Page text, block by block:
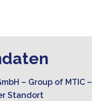
– Group of MTIC –
Standort